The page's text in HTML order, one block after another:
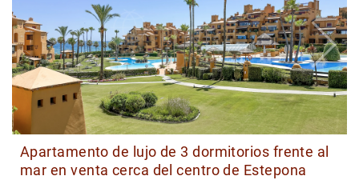
Apartamento de lujo de 3 dormitorios frente al
mar en venta cerca del centro de Estepona